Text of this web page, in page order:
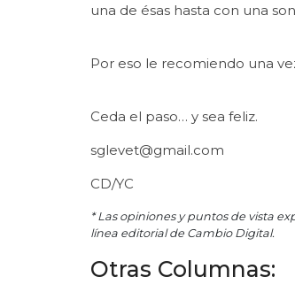
una de ésas hasta con una
Por eso le recomiendo una
Ceda el paso… y sea feliz.
sglevet@gmail.com
CD/YC
* Las opiniones y puntos de vista
línea editorial de Cambio Digital.
Otras Columnas: